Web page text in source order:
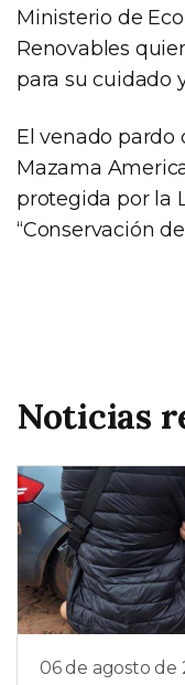
Ministerio de
Renovables
para su cuidado
El venado pardo
Mazama
protegida por la
“Conservación
Noticias
06 de agosto de